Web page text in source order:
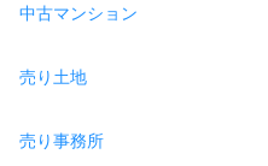
中古マンション
売り土地
売り事務所